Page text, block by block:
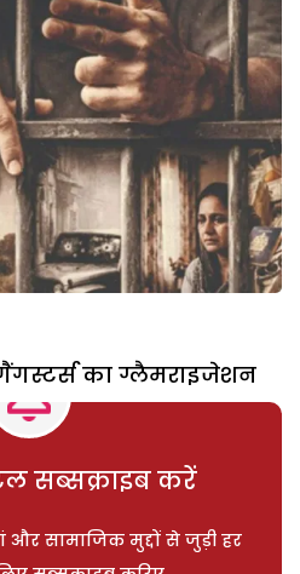
का ग्लैमराइजेशन
सब्सक्राइब करें
और सामाजिक मुद्दों से जुड़ी हर